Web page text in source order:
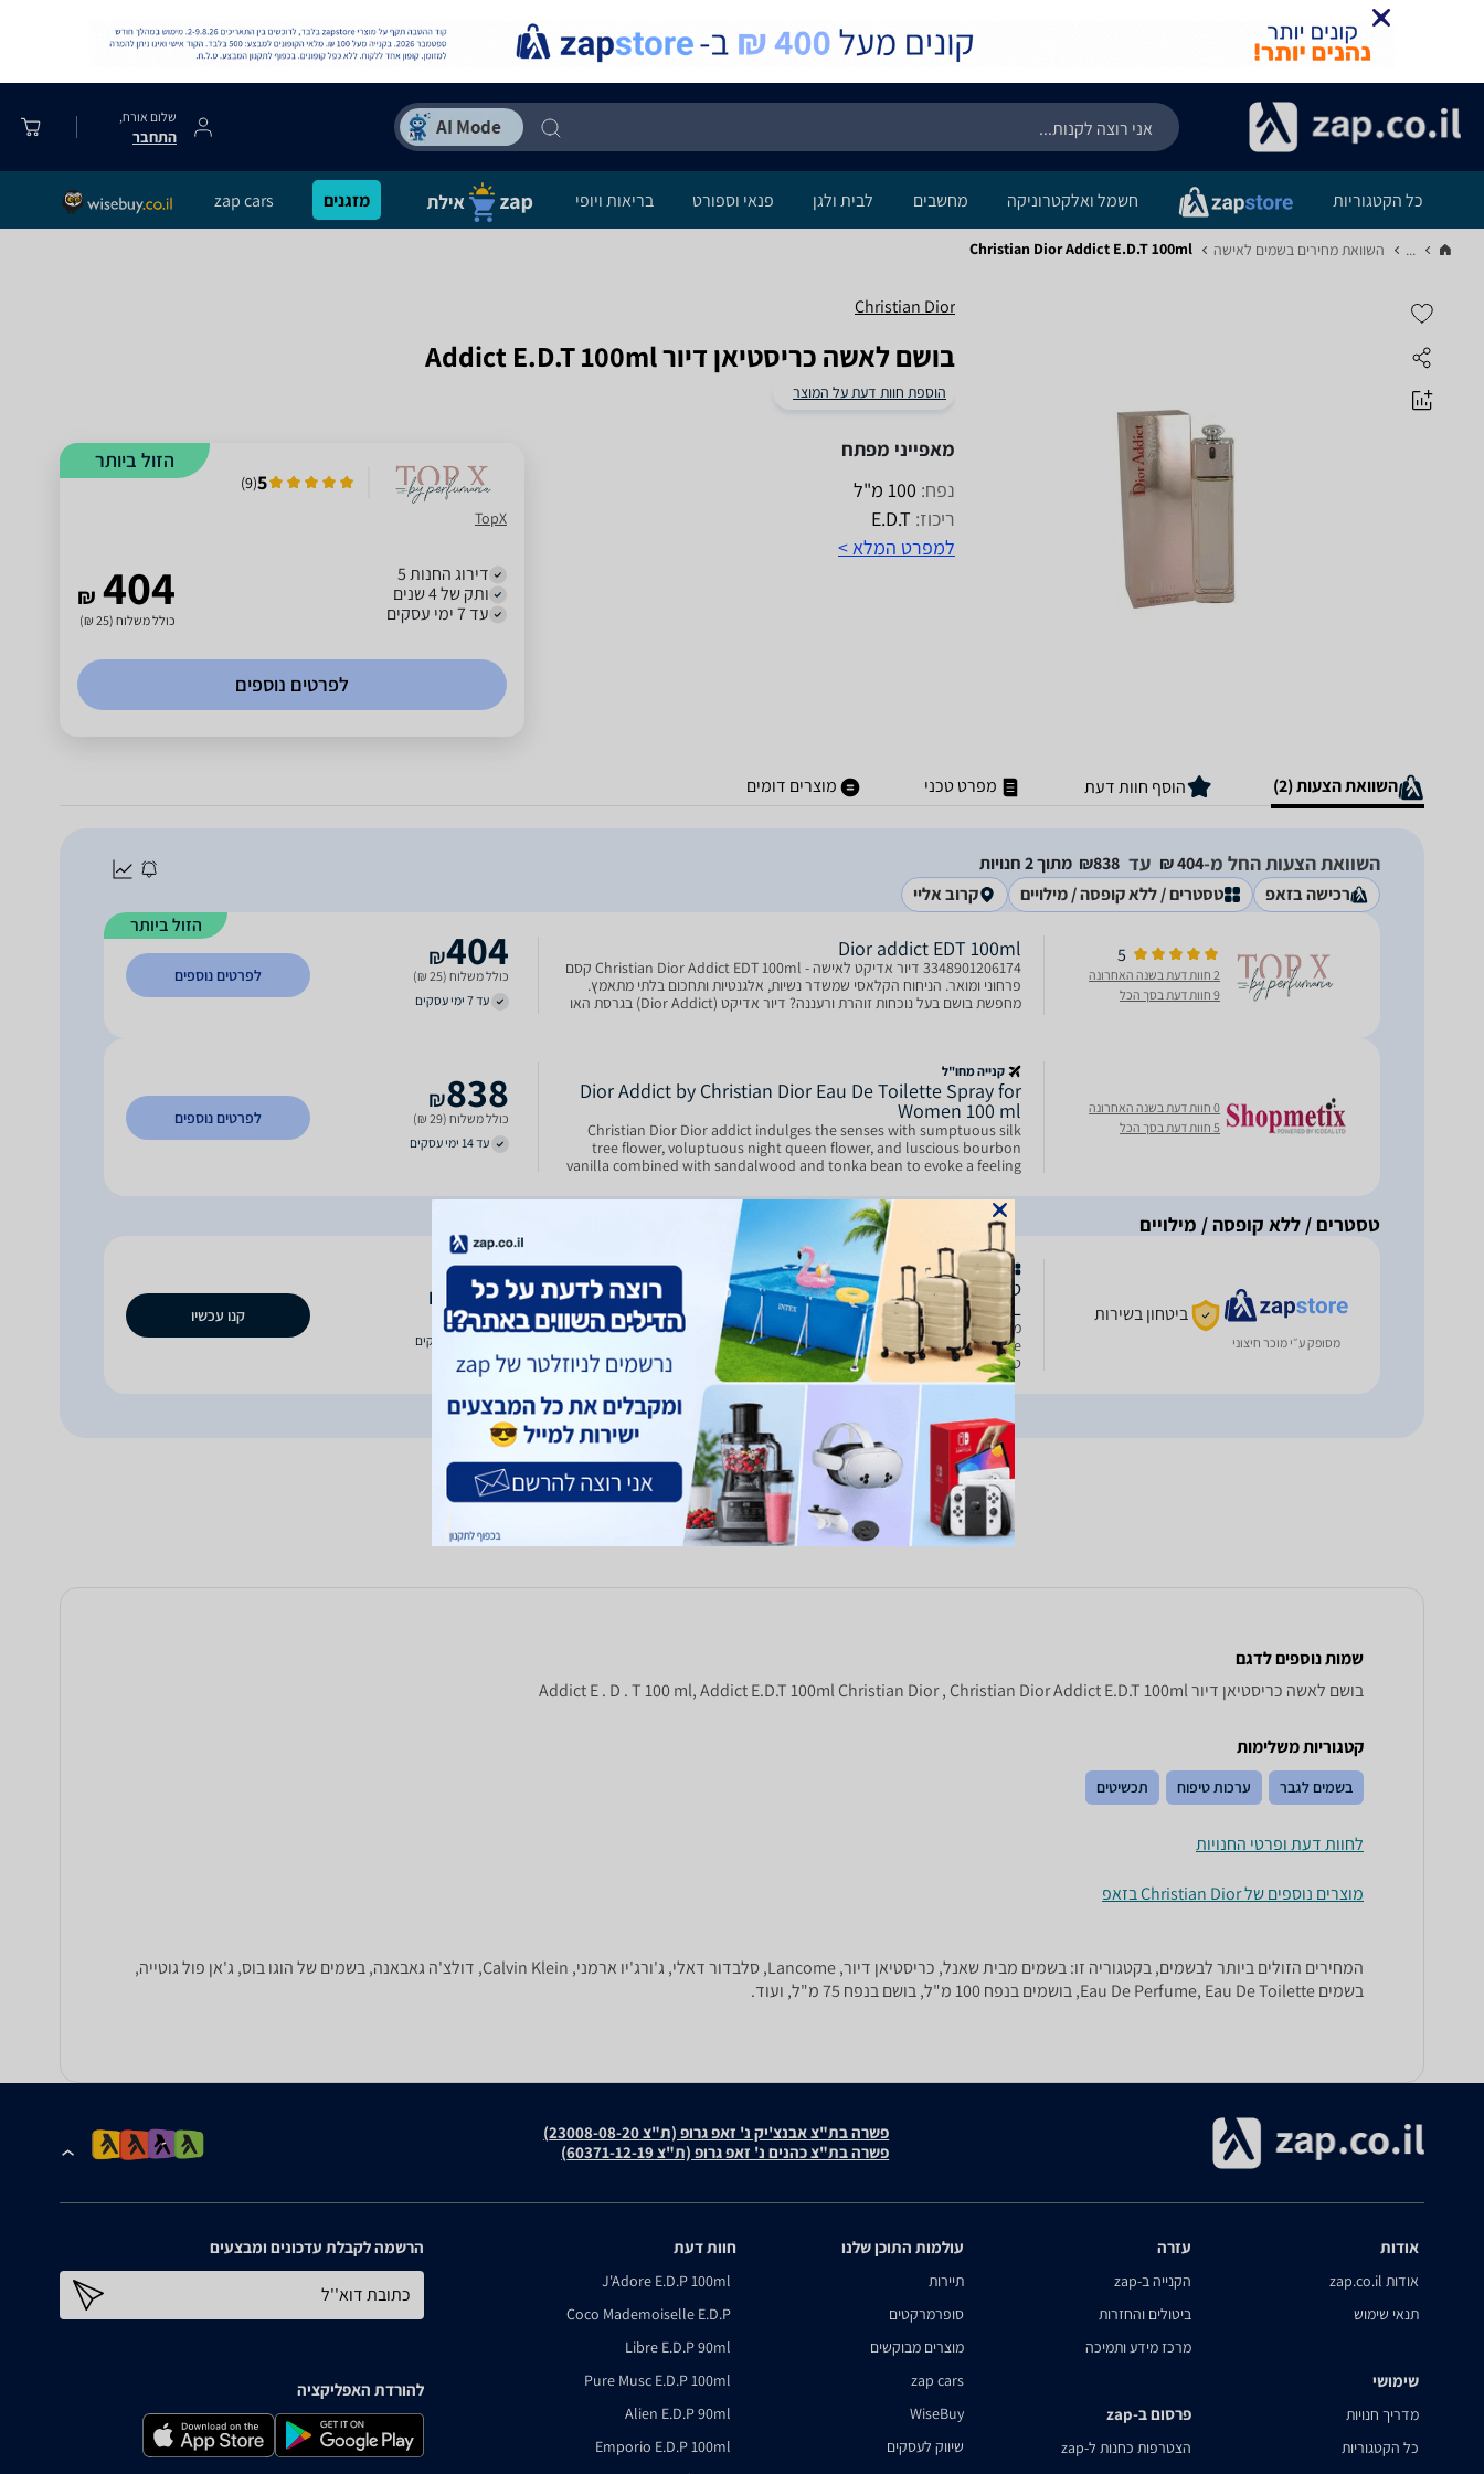
שלום אורח,
התחבר
כל הקטגוריות חשמל ואלקטרוניקה מחשבים לבית ולגן פנאי וספורט בריאות ויופי מזגנים zap cars
... השוואת מחירים בשמים לאישה‏ Christian Dior Addict E.D.T 100ml
Christian Dior
בושם לאשה כריסטיאן דיור Addict E.D.T 100ml
הוספת חוות דעת על המוצר
מאפייני מפתח
נפח: 100 מ"ל
ריכוז: E.D.T
למפרט המלא >
הזול ביותר
5
(
9
)
TopX
דירוג החנות 5
ותק של 4 שנים
עד 7 ימי עסקים
₪ 404
כולל משלוח (25 ₪)
לפרטים נוספים
השוואת הצעות (2) הוסף חוות דעת מפרט טכני מוצרים דומים
השוואת הצעות החל מ-404‏ ₪ עד 838‏₪
מתוך 2 חנויות
רכישה בזאפ
טסטרים / ללא קופסה / מילויים
קרוב אליי
הזול ביותר
5
2 חוות דעת בשנה האחרונה
9 חוות דעת בסך הכל
Dior addict EDT 100ml
3348901206174 דיור אדיקט לאישה - Christian Dior Addict EDT 100ml קסם
פרחוני ומואר. הניחוח הקלאסי שמשדר נשיות, אלגנטיות ותחכום בלתי מתאמץ.
מחפשת בושם בעל נוכחות זוהרת ורעננה? דיור אדיקט (Dior Addict) בגרסת האו
404
₪
כולל משלוח (25 ₪)
עד 7 ימי עסקים
לפרטים נוספים
0 חוות דעת בשנה האחרונה
5 חוות דעת בסך הכל
קנייה מחו"ל
Dior Addict by Christian Dior Eau De Toilette Spray for
Women 100 ml
Christian Dior Dior addict indulges the senses with sumptuous silk
tree flower, voluptuous night queen flower, and luscious bourbon
vanilla combined with sandalwood and tonka bean to evoke a feeling
838
₪
כולל משלוח (29 ₪)
עד 14 ימי עסקים
לפרטים נוספים
טסטרים / ללא קופסה / מילויים
מסופק ע״י מוכר חיצוני
ביטחון בשירות
טסטרים / ללא קופסה / מילויים
טסטר - אדיקט אדט לאישה 100 מ"ל - כריסטיאן דיור - Tester -
Christian Dior - Addict EDT For Women 100ML
מחודש טסטר - אדיקט אדט לאישה 100 מ"ל - כריסטיאן דיור בושם מסוג Eau de
טסטר – זהה לחלוטין לבושם המקורי מבחינת ריח, ריכוז ואיכות. מגיע לרוב חיצונית
ומאפשר מחיר נמוך משמעותית. הניחוח של Te
479
₪
משלוח חינם
קנו עכשיו
שמות נוספים לדגם
בושם לאשה כריסטיאן דיור Addict E . D . T 100 ml, Addict E.D.T 100ml Christian Dior , Christian Dior Addict E.D.T 100ml
קטגוריות משלימות
בשמים לגבר ערכות טיפוח תכשיטים
לחוות דעת ופרטי החנויות
מוצרים נוספים של Christian Dior בזאפ
המחירים הזולים ביותר לבשמים, בקטגוריה זו: בשמים מבית שאנל, כריסטיאן דיור, Lancome, סלבדור דאלי, ג'ורג'יו ארמני, Calvin Klein, דולצ'ה גאבאנה, בשמים של הוגו בוס, ג'אן פול גוטייה,
בשמים Eau De Perfume, Eau De Toilette, בושמים בנפח 100 מ"ל, בושם בנפח 75 מ"ל, ועוד.
פשרה בת"צ אבנצ'יק נ' זאפ גרופ (ת"צ 23008-08-20)
פשרה בת"צ כהנים נ' זאפ גרופ (ת"צ 60371-12-19)
אודות
אודות zap.co.il
תנאי שימוש
שימושי
מדריך חנויות
כל הקטגוריות
עזרה
הקנייה ב-zap
ביטולים והחזרות
מרכז מידע ותמיכה
פרסום ב-zap
הצטרפות כחנות ל-zap
עולמות התוכן שלנו
תיירות
סופרמרקטים
מוצרים מבוקשים
zap cars
WiseBuy
שיווק לעסקים
חוות דעת
J'Adore E.D.P 100ml
Coco Mademoiselle E.D.P
Libre E.D.P 90ml
Pure Musc E.D.P 100ml
Alien E.D.P 90ml
Emporio E.D.P 100ml
הרשמה לקבלת עדכונים ומבצעים
כתובת דוא''ל
להורדת האפליקציה